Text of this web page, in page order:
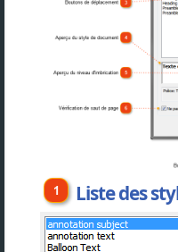
Liste des